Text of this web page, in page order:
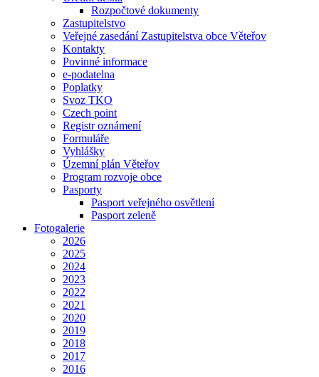
Rozpočtové dokumenty
Zastupitelstvo
Veřejné zasedání Zastupitelstva obce Věteřov
Kontakty
Povinné informace
e-podatelna
Poplatky
Svoz TKO
Czech point
Registr oznámení
Formuláře
Vyhlášky
Územní plán Věteřov
Program rozvoje obce
Pasporty
Pasport veřejného osvětlení
Pasport zeleně
Fotogalerie
2026
2025
2024
2023
2022
2021
2020
2019
2018
2017
2016